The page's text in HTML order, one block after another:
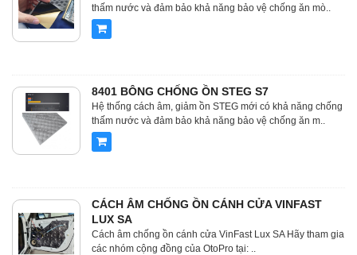
thấm nước và đảm bảo khả năng bảo vệ chống ăn mò..
8401 BÔNG CHỐNG ỒN STEG S7
Hệ thống cách âm, giảm ồn STEG mới có khả năng chống
thấm nước và đảm bảo khả năng bảo vệ chống ăn m..
CÁCH ÂM CHỐNG ỒN CÁNH CỬA VINFAST
LUX SA
Cách âm chống ồn cánh cửa VinFast Lux SA Hãy tham gia
các nhóm cộng đồng của OtoPro tại: ..